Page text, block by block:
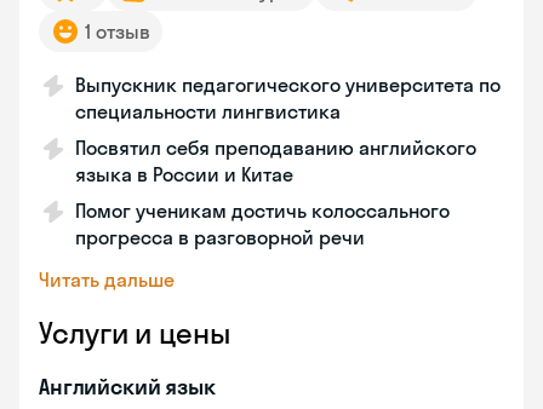
1 отзыв
Выпускник педагогического университета по
специальности лингвистика
Посвятил себя преподаванию английского
языка в России и Китае
Помог ученикам достичь колоссального
прогресса в разговорной речи
Читать дальше
Услуги и цены
Английский язык